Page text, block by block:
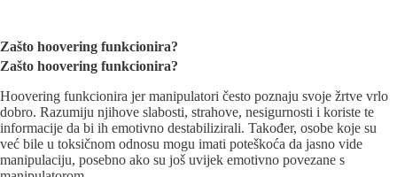
Zašto hoovering funkcionira?
Zašto hoovering funkcionira?
Hoovering funkcionira jer manipulatori često poznaju svoje žrtve vrlo
dobro. Razumiju njihove slabosti, strahove, nesigurnosti i koriste te
informacije da bi ih emotivno destabilizirali. Također, osobe koje su
već bile u toksičnom odnosu mogu imati poteškoća da jasno vide
manipulaciju, posebno ako su još uvijek emotivno povezane s